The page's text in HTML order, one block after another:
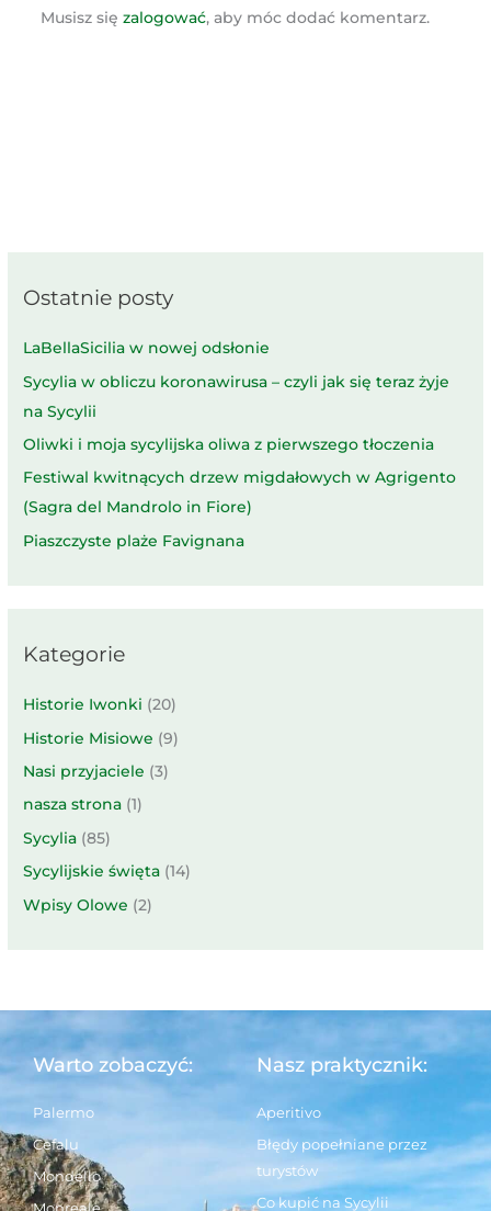
Musisz się zalogować, aby móc dodać komentarz.
Ostatnie posty
LaBellaSicilia w nowej odsłonie
Sycylia w obliczu koronawirusa – czyli jak się teraz żyje
na Sycylii
Oliwki i moja sycylijska oliwa z pierwszego tłoczenia
Festiwal kwitnących drzew migdałowych w Agrigento
(Sagra del Mandrolo in Fiore)
Piaszczyste plaże Favignana
Kategorie
Historie Iwonki (20)
Historie Misiowe (9)
Nasi przyjaciele (3)
nasza strona (1)
Sycylia (85)
Sycylijskie święta (14)
Wpisy Olowe (2)
Warto zobaczyć:
Palermo
Cefalu
Mondello
Monreale
Nasz praktycznik:
Aperitivo
Błędy popełniane przez
turystów
Co kupić na Sycylii